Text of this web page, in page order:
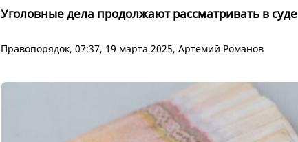
Уголовные дела продолжают рассматривать в суде
Правопорядок, 07:37, 19 марта 2025, Артемий Романов